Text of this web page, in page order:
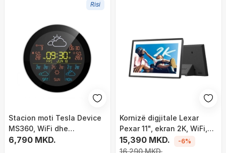
Risi
Stacion moti Tesla Device
MS360, WiFi dhe
Bluetooth, ekran me
6,790 MKD.
Kornizë digjitale Lexar
Pexar 11", ekran 2K, WiFi,
32GB
15,390 MKD.
16,290 MKD.
-6%